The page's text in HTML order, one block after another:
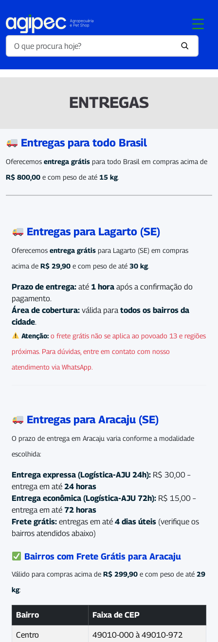
ENTREGAS
Entregas para todo Brasil
Oferecemos entrega grátis para todo Brasil em compras acima de
R$ 800,00 e com peso de até 15 kg.
Entregas para Lagarto (SE)
Oferecemos entrega grátis para Lagarto (SE) em compras
acima de R$ 29,90 e com peso de até 30 kg.
Prazo de entrega: até 1 hora após a confirmação do
pagamento.
Área de cobertura: válida para todos os bairros da
cidade.
Atenção:o frete grátis não se aplica ao povoado 13 e regiões
próximas. Para dúvidas, entre em contato com nosso
atendimento via WhatsApp.
Entregas para Aracaju (SE)
O prazo de entrega em Aracaju varia conforme a modalidade
escolhida:
Entrega expressa (Logística-AJU 24h): R$ 30,00 –
entrega em até 24 horas
Entrega econômica (Logística-AJU 72h): R$ 15,00 –
entrega em até 72 horas
Frete grátis: entregas em até 4 dias úteis (verifique os
bairros atendidos abaixo)
Bairros com Frete Grátis para Aracaju
Válido para compras acima de R$ 299,90 e com peso de até 29
kg:
Bairro Faixa de CEP
Centro 49010-000 à 49010-972